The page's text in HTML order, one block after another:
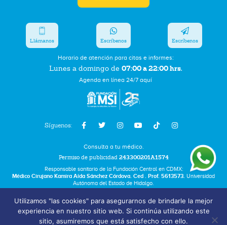
Síguenos:
Horario de atención para citas e informes:
Lunes a domingo de 07:00 a 22:00 hrs.
Agenda en línea 24/7 aquí
Llámanos Escríbenos Escríbenos
Consulta a tu médico.
Permiso de publicidad 243300201A1574
Responsable sanitario de la Fundación Central en CDMX:
Médico Cirujano Kamira Aída Sánchez Córdova. Ced . Prof. 5613573. Universidad
Autónoma del Estado de Hidalgo.
Términos y Condiciones
Bolsa de Trabajo
Utilizamos "las cookies" para asegurarnos de brindarle la mejor
experiencia en nuestro sitio web. Si continúa utilizando este
sitio, asumiremos que está satisfecho con ello.